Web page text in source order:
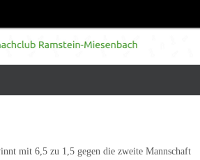
mit 6,5 zu 1,5 gegen die zweite Mannschaft